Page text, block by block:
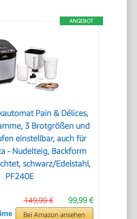
ANGEBOT
Pain & Délices,
3 Brotgrößen und
einstellbar, auch für
- Nudelteig, Backform
schwarz/Edelstahl,
PF240E
99,99 €
149,99 €
Bei Amazon ansehen